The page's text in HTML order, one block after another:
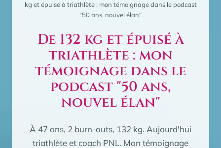
kg et épuisé à triathlète : mon témoignage dans le podcast
"50 ans, nouvel élan"
De 132 kg et épuisé à
triathlète : mon
témoignage dans le
podcast "50 ans,
nouvel élan"
À 47 ans, 2 burn-outs, 132 kg. Aujourd'hui
triathlète et coach PNL. Mon témoignage